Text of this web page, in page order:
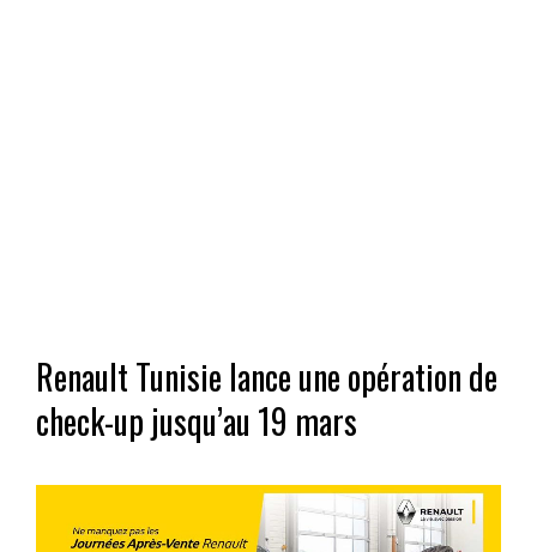
Renault Tunisie lance une opération de
check-up jusqu’au 19 mars